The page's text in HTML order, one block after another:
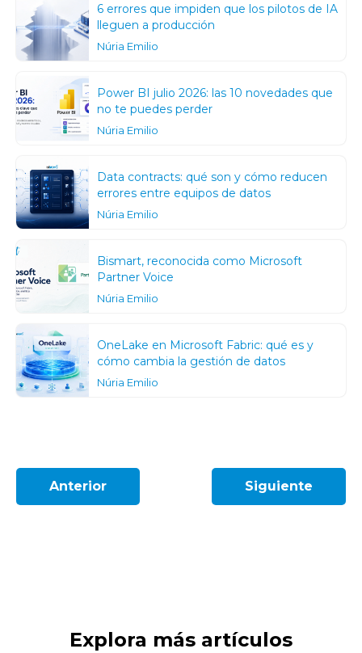
6 errores que impiden que los pilotos de IA
lleguen a producción
Núria Emilio
Power BI julio 2026: las 10 novedades que
no te puedes perder
Núria Emilio
Data contracts: qué son y cómo reducen
errores entre equipos de datos
Núria Emilio
Bismart, reconocida como Microsoft
Partner Voice
Núria Emilio
OneLake en Microsoft Fabric: qué es y
cómo cambia la gestión de datos
Núria Emilio
Anterior Siguiente
Explora más artículos